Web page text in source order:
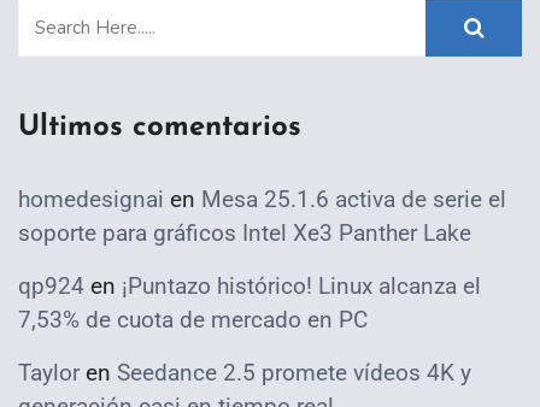
Ultimos comentarios
homedesignai en Mesa 25.1.6 activa de serie el
soporte para gráficos Intel Xe3 Panther Lake
qp924 en ¡Puntazo histórico! Linux alcanza el
7,53% de cuota de mercado en PC
Taylor en Seedance 2.5 promete vídeos 4K y